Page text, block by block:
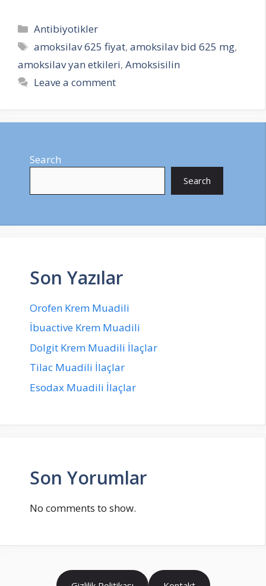
Categories
Antibiyotikler
Tags
amoksilav 625 fiyat,amoksilav bid 625 mg,
amoksilav yan etkileri, Amoksisilin
Leave a comment
Search
Search
Son Yazılar
Orofen Krem Muadili
İbuactive Krem Muadili
Dolgit Krem Muadili İlaçlar
Tilac Muadili İlaçlar
Esodax Muadili İlaçlar
Son Yorumlar
No comments to show.